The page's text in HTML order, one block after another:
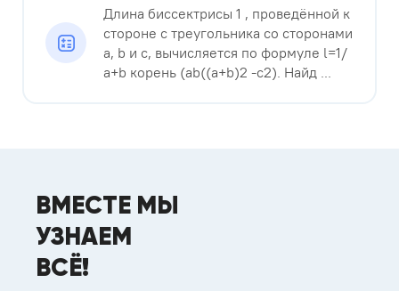
Длина биссектрисы 1 , проведённой к
стороне с треугольника со сторонами
a, b и с, вычисляется по формуле l=1/
a+b корень (ab((a+b)2 -c2). Найд ...
ВМЕСТЕ МЫ
УЗНАЕМ
ВСЁ!